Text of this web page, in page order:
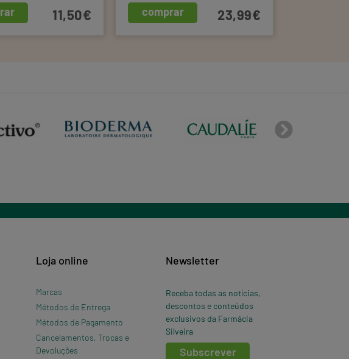
11,50€ comprar 23,99€
Loja online
Marcas
Métodos de Entrega
Métodos de Pagamento
Cancelamentos, Trocas e
Devoluções
Newsletter
Receba todas as notícias,
descontos e conteúdos
exclusivos da Farmácia
Silveira
Subscrever